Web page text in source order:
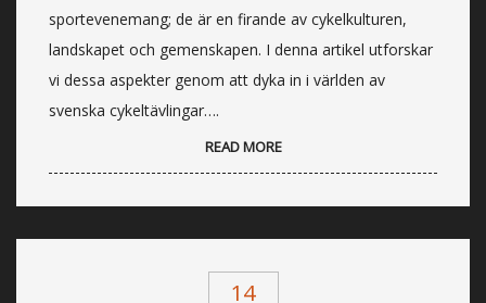
sportevenemang; de är en firande av cykelkulturen,
landskapet och gemenskapen. I denna artikel utforskar
vi dessa aspekter genom att dyka in i världen av
svenska cykeltävlingar….
READ MORE
14